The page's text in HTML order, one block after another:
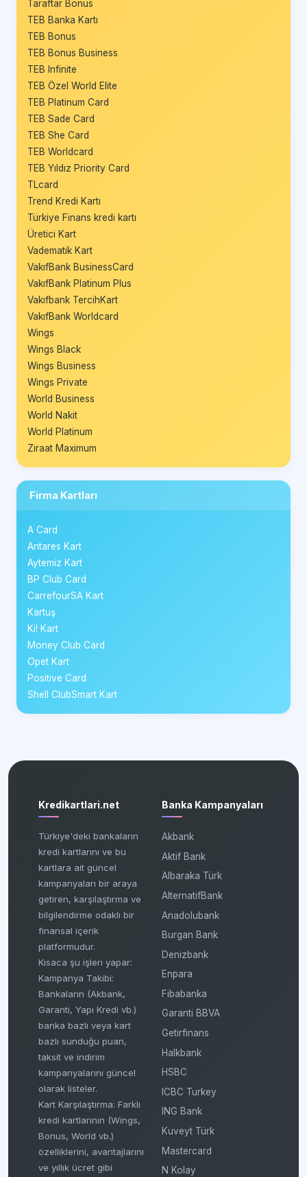
Taraftar Bonus
TEB Banka Kartı
TEB Bonus
TEB Bonus Business
TEB Infinite
TEB Özel World Elite
TEB Platinum Card
TEB Sade Card
TEB She Card
TEB Worldcard
TEB Yıldız Priority Card
TLcard
Trend Kredi Kartı
Türkiye Finans kredi kartı
Üretici Kart
Vadematik Kart
VakıfBank BusinessCard
VakıfBank Platinum Plus
Vakıfbank TercihKart
VakıfBank Worldcard
Wings
Wings Black
Wings Business
Wings Private
World Business
World Nakit
World Platinum
Ziraat Maximum
Firma Kartları
A Card
Antares Kart
Aytemiz Kart
BP Club Card
CarrefourSA Kart
Kartuş
Ki! Kart
Money Club Card
Opet Kart
Positive Card
Shell ClubSmart Kart
Kredikartlari.net
Türkiye'deki bankaların
kredi kartlarını ve bu
kartlara ait güncel
kampanyaları bir araya
getiren, karşılaştırma ve
bilgilendirme odaklı bir
finansal içerik
platformudur.
Kısaca şu işleri yapar:
Kampanya Takibi:
Bankaların (Akbank,
Garanti, Yapı Kredi vb.)
banka bazlı veya kart
bazlı sunduğu puan,
taksit ve indirim
kampanyalarını güncel
olarak listeler.
Kart Karşılaştırma: Farklı
kredi kartlarının (Wings,
Bonus, World vb.)
özelliklerini, avantajlarını
ve yıllık ücret gibi
Banka Kampanyaları
Akbank
Aktif Bank
Albaraka Türk
AlternatifBank
Anadolubank
Burgan Bank
Denizbank
Enpara
Fibabanka
Garanti BBVA
Getirfinans
Halkbank
HSBC
ICBC Turkey
ING Bank
Kuveyt Türk
Mastercard
N Kolay